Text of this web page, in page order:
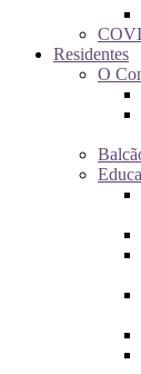
Residentes
O